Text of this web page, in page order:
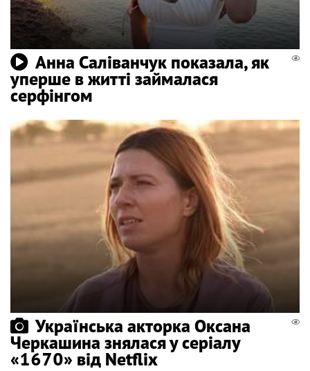
Анна Саліванчук показала, як
уперше в житті займалася
серфінгом
Українська акторка Оксана
Черкашина знялася у серіалу
«1670» від Netflix